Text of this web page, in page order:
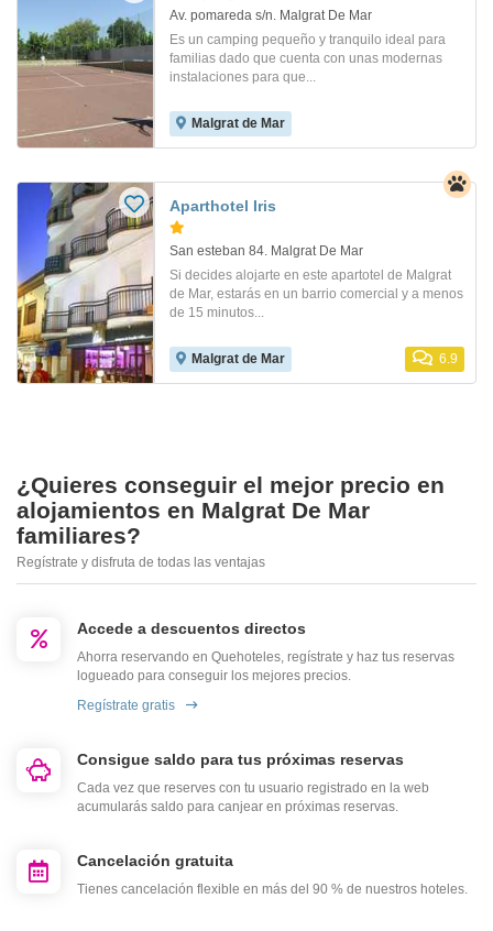
Av. pomareda s/n. Malgrat De Mar
Es un camping pequeño y tranquilo ideal para
familias dado que cuenta con unas modernas
instalaciones para que...
Malgrat de Mar
Aparthotel Iris
San esteban 84. Malgrat De Mar
Si decides alojarte en este apartotel de Malgrat
de Mar, estarás en un barrio comercial y a menos
de 15 minutos...
Malgrat de Mar 6.9
¿Quieres conseguir el mejor precio en
alojamientos en Malgrat De Mar
familiares?
Regístrate y disfruta de todas las ventajas
Accede a descuentos directos
Ahorra reservando en Quehoteles, regístrate y haz tus reservas
logueado para conseguir los mejores precios.
Regístrate gratis
Consigue saldo para tus próximas reservas
Cada vez que reserves con tu usuario registrado en la web
acumularás saldo para canjear en próximas reservas.
Cancelación gratuita
Tienes cancelación flexible en más del 90 % de nuestros hoteles.